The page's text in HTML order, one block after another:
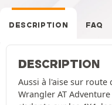
DESCRIPTION FAQ
DESCRIPTION
Aussi à l'aise sur route
Wrangler AT Adventure